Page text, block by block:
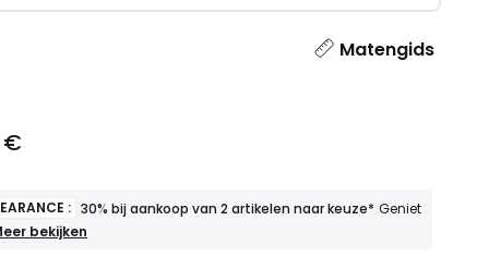
Matengids
€
: 30% bij aankoop van 2 artikelen naar keuze* Geniet
bekijken